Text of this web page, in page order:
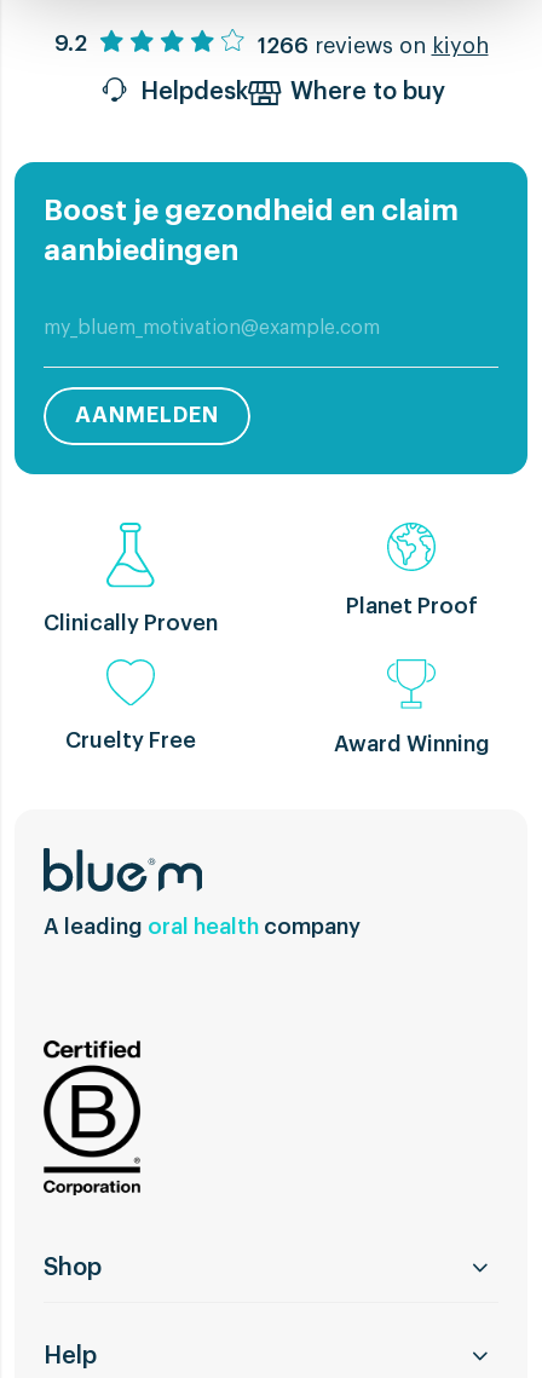
9.2 1266 reviews on kiyoh
Helpdesk Where to buy
Boost je gezondheid en claim
aanbiedingen
AANMELDEN
Clinically Proven
Planet Proof
Cruelty Free Award Winning
A leading oral health company
Shop
Help